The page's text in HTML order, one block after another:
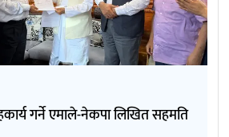
गर्ने एमाले-नेकपा लिखित सहमति